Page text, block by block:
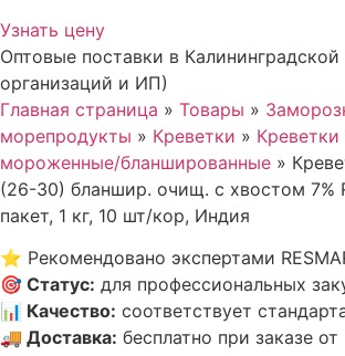
Узнать цену
Оптовые поставки в Калининградской
организаций и ИП)
Главная страница » Товары »
морепродукты » Креветки »
мороженные/бланшированные »
(26-30) бланшир. очищ. с хвостом 7%
пакет, 1 кг, 10 шт/кор, Индия
⭐ Рекомендовано экспертами
🎯 Статус: для профессиональных
📊 Качество: соответствует
🚚 Доставка: бесплатно при заказе